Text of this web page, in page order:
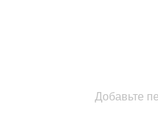
Добавьте